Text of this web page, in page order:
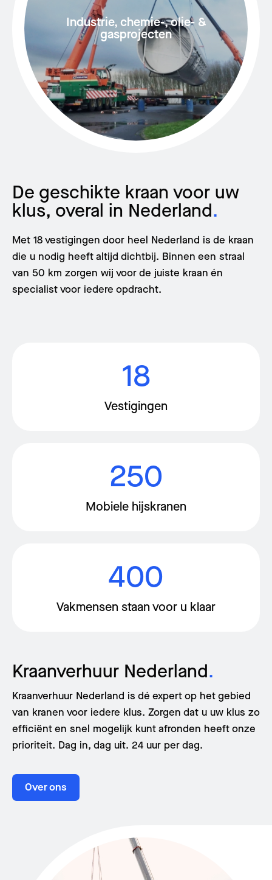
Industrie, chemie-, olie- &
gasprojecten
De geschikte kraan voor uw
klus, overal in Nederland.
Met 18 vestigingen door heel Nederland is de kraan
die u nodig heeft altijd dichtbij. Binnen een straal
van 50 km zorgen wij voor de juiste kraan én
specialist voor iedere opdracht.
18
Vestigingen
250
Mobiele hijskranen
400
Vakmensen staan voor u klaar
Kraanverhuur Nederland.
Kraanverhuur Nederland is dé expert op het gebied
van kranen voor iedere klus. Zorgen dat u uw klus zo
efficiënt en snel mogelijk kunt afronden heeft onze
prioriteit. Dag in, dag uit. 24 uur per dag.
Over ons